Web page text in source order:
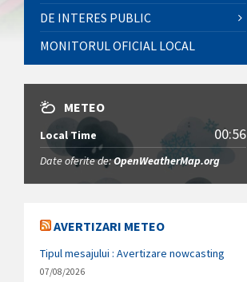
DE INTERES PUBLIC
MONITORUL OFICIAL LOCAL
METEO
Local Time 00:56
Date oferite de:OpenWeatherMap.org
AVERTIZARI METEO
Tipul mesajului : Avertizare nowcasting
07/08/2026